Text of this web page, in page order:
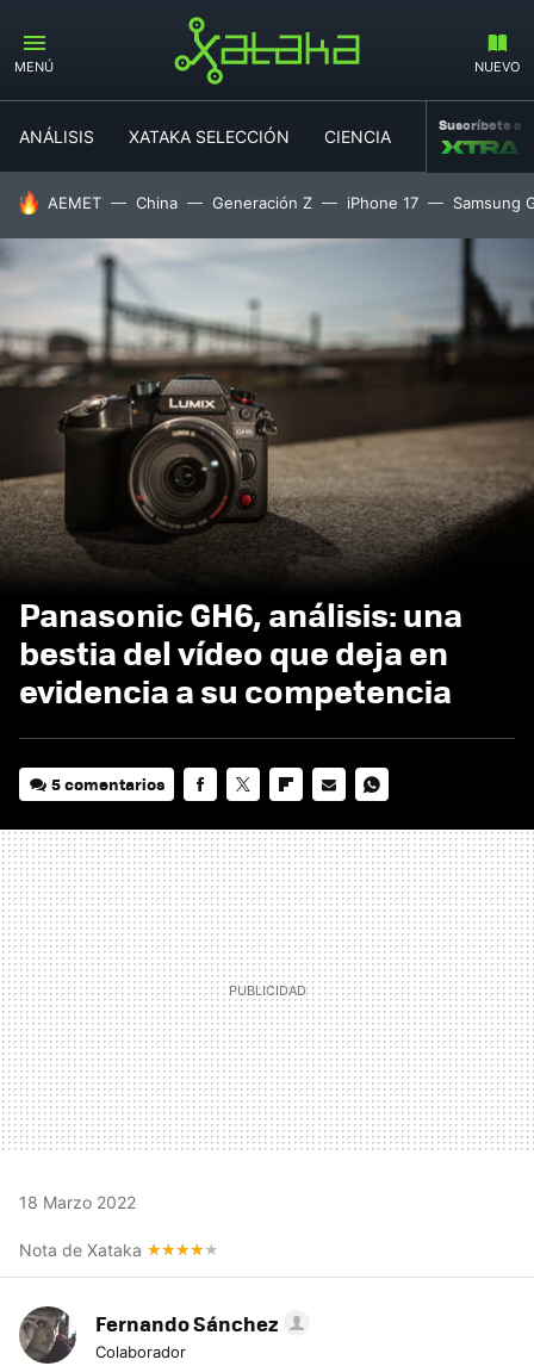
MENÚ NUEVO
ANÁLISIS XATAKA SELECCIÓN CIENCIA MOVILIDAD
Suscríbete a
HOY SE HABLA DE
AEMET China Generación Z iPhone 17 Samsung
Panasonic GH6, análisis: una
bestia del vídeo que deja en
evidencia a su competencia
5 comentarios
MAIL
18 Marzo 2022
Nota de Xataka
Fernando Sánchez
Colaborador